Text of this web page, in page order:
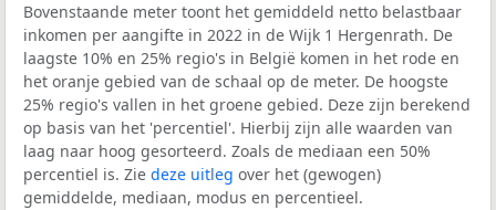
Bovenstaande meter toont het gemiddeld netto belastbaar
inkomen per aangifte in 2022 in de Wijk 1 Hergenrath. De
laagste 10% en 25% regio's in België komen in het rode en
het oranje gebied van de schaal op de meter. De hoogste
25% regio's vallen in het groene gebied. Deze zijn berekend
op basis van het 'percentiel'. Hierbij zijn alle waarden van
laag naar hoog gesorteerd. Zoals de mediaan een 50%
percentiel is. Zie deze uitleg over het (gewogen)
gemiddelde, mediaan, modus en percentieel.